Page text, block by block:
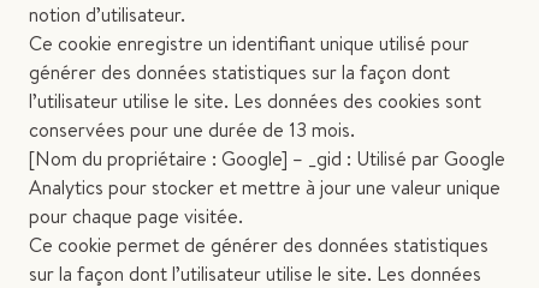
notion d’utilisateur.
Ce cookie enregistre un identifiant unique utilisé pour
générer des données statistiques sur la façon dont
l’utilisateur utilise le site. Les données des cookies sont
conservées pour une durée de 13 mois.
[Nom du propriétaire : Google] – _gid : Utilisé par Google
Analytics pour stocker et mettre à jour une valeur unique
pour chaque page visitée.
Ce cookie permet de générer des données statistiques
sur la façon dont l’utilisateur utilise le site. Les données